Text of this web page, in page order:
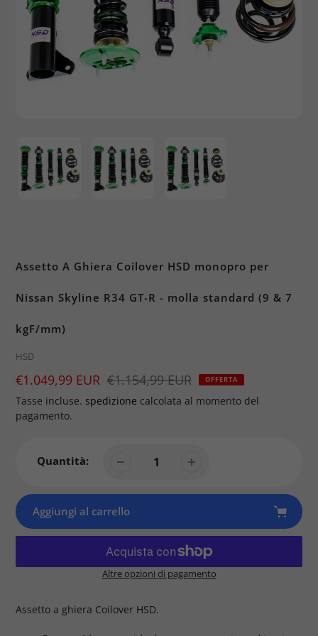
Assetto A Ghiera Coilover HSD monopro per
Nissan Skyline R34 GT-R - molla standard (9 & 7
kgF/mm)
Brand
HSD
Prezzo
di
vendita
€1.049,99 EUR
Prezzo €1.154,99 EUR OFFERTA
Tasse incluse. spedizione calcolata al momento del
pagamento.
Quantità:
Aggiungi al carrello
Altre opzioni di pagamento
al
Assetto a ghiera Coilover HSD.